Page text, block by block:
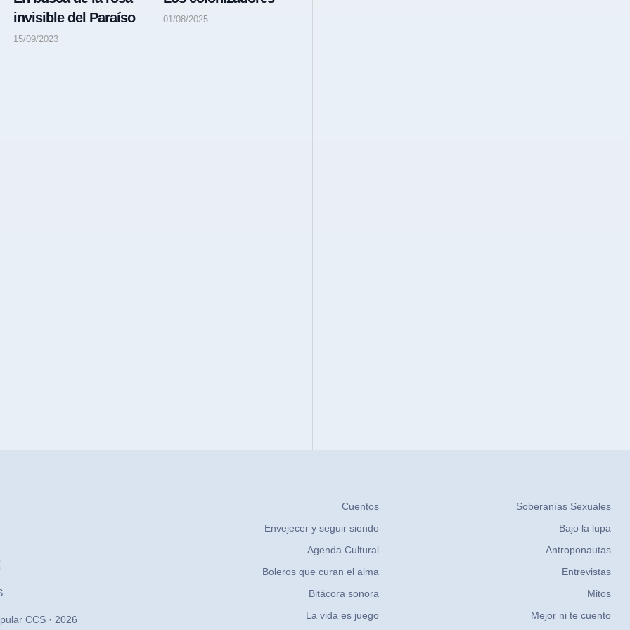
invisible del Paraíso
15/09/2023
01/08/2025
CCS · 2026
Cuentos
Envejecer y seguir siendo
Agenda Cultural
Boleros que curan el alma
Bitácora sonora
La vida es juego
Soberanías Sexuales
Bajo la lupa
Antroponautas
Entrevistas
Mitos
Mejor ni te cuento